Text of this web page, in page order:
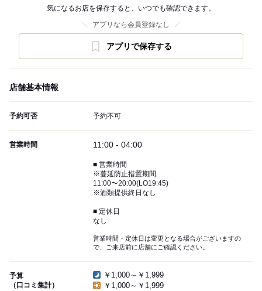
気になるお店を保存すると、いつでも確認できます。
アプリなら会員登録なし
アプリで保存する
店舗基本情報
予約可否 予約不可
営業時間 11:00 - 04:00
■ 営業時間
※蔓延防止措置期間
11:00〜20:00(LO19:45)
※酒類提供終日なし
■ 定休日
なし
営業時間・定休日は変更となる場合がございますの
で、ご来店前に店舗にご確認ください。
予算
（口コミ集計）
￥1,000～￥1,999
￥1,000～￥1,999